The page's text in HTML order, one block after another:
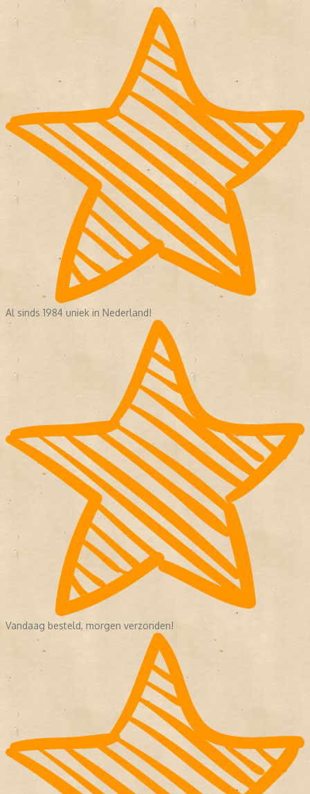
Al sinds 1984 uniek in Nederland!
Vandaag besteld, morgen verzonden!